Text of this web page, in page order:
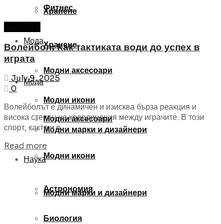
Фитнес
Хранене
Мода
Модни аксесоари
Модни икони
Модни марки и дизайнери
Хранене
Мода
Модни аксесоари
Модни икони
Модни марки и дизайнери
Наука
Астрономия
Биология
Волейбол: Как тактиката води до успех в
играта
July 9, 2025
0
Волейболът е динамичен и изисква бърза реакция и
висока степен на координация между играчите. В този
спорт, както и в ...
Read more